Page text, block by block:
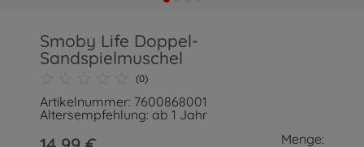
Smoby Life Doppel-
Sandspielmuschel
(0)
Artikelnummer: 7600868001
Altersempfehlung: ab 1 Jahr
Menge: